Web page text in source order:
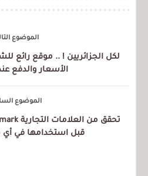
الموضوع
لكل الجزائريين ! .. موقع رائع
الأسعار والدفع
الموضوع
قبل استخدامها في